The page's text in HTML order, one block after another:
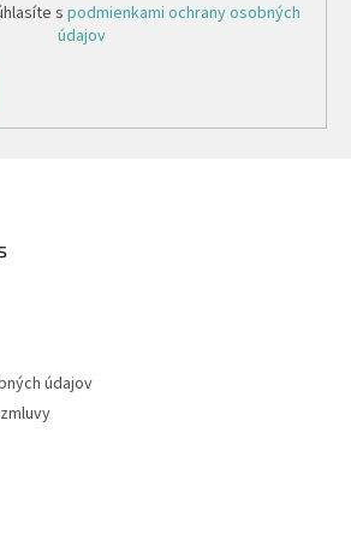
s podmienkami ochrany osobných
údajov
údajov